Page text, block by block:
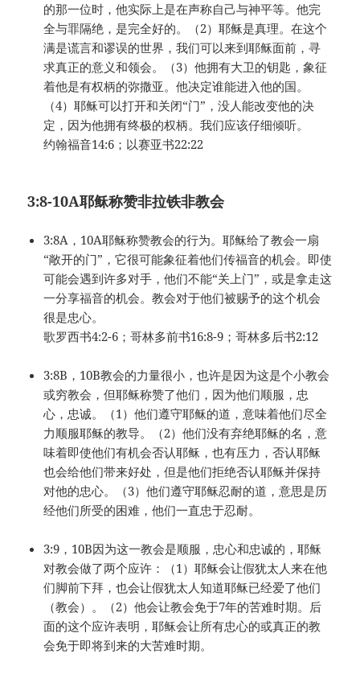
的那一位时，他实际上是在声称自己与神平等。他完
全与罪隔绝，是完全好的。（2）耶稣是真理。在这个
满是谎言和谬误的世界，我们可以来到耶稣面前，寻
求真正的意义和领会。（3）他拥有大卫的钥匙，象征
着他是有权柄的弥撒亚。他决定谁能进入他的国。
（4）耶稣可以打开和关闭“门”，没人能改变他的决
定，因为他拥有终极的权柄。我们应该仔细倾听。
约翰福音14:6；以赛亚书22:22
3:8-10A耶稣称赞非拉铁非教会
3:8A，10A耶稣称赞教会的行为。耶稣给了教会一扇
“敞开的门”，它很可能象征着他们传福音的机会。即使
可能会遇到许多对手，他们不能“关上门”，或是拿走这
一分享福音的机会。教会对于他们被赐予的这个机会
很是忠心。
歌罗西书4:2-6；哥林多前书16:8-9；哥林多后书2:12
3:8B，10B教会的力量很小，也许是因为这是个小教会
或穷教会，但耶稣称赞了他们，因为他们顺服，忠
心，忠诚。（1）他们遵守耶稣的道，意味着他们尽全
力顺服耶稣的教导。（2）他们没有弃绝耶稣的名，意
味着即使他们有机会否认耶稣，也有压力，否认耶稣
也会给他们带来好处，但是他们拒绝否认耶稣并保持
对他的忠心。（3）他们遵守耶稣忍耐的道，意思是历
经他们所受的困难，他们一直忠于忍耐。
3:9，10B因为这一教会是顺服，忠心和忠诚的，耶稣
对教会做了两个应许：（1）耶稣会让假犹太人来在他
们脚前下拜，也会让假犹太人知道耶稣已经爱了他们
（教会）。（2）他会让教会免于7年的苦难时期。后
面的这个应许表明，耶稣会让所有忠心的或真正的教
会免于即将到来的大苦难时期。